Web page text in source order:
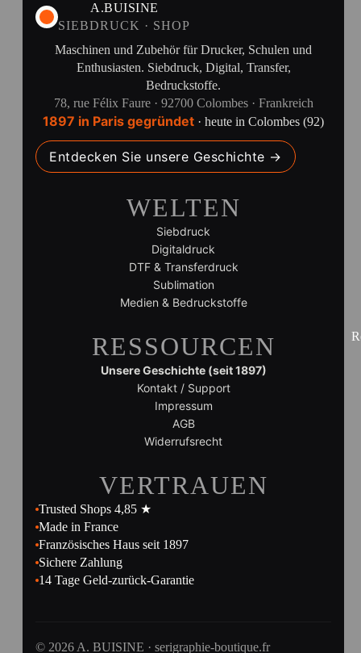
A.BUISINE
SIEBDRUCK · SHOP
Maschinen und Zubehör für Drucker, Schulen und
Enthusiasten. Siebdruck, Digital, Transfer,
Bedruckstoffe.
78, rue Félix Faure · 92700 Colombes · Frankreich
1897 in Paris gegründet · heute in Colombes (92)
Entdecken Sie unsere Geschichte →
WELTEN
Siebdruck
Digitaldruck
DTF & Transferdruck
Sublimation
Medien & Bedruckstoffe
RESSOURCEN
Unsere Geschichte (seit 1897)
Kontakt / Support
Impressum
AGB
Widerrufsrecht
VERTRAUEN
Trusted Shops 4,85 ★
Made in France
Französisches Haus seit 1897
Sichere Zahlung
14 Tage Geld-zurück-Garantie
© 2026 A. BUISINE · serigraphie-boutique.fr